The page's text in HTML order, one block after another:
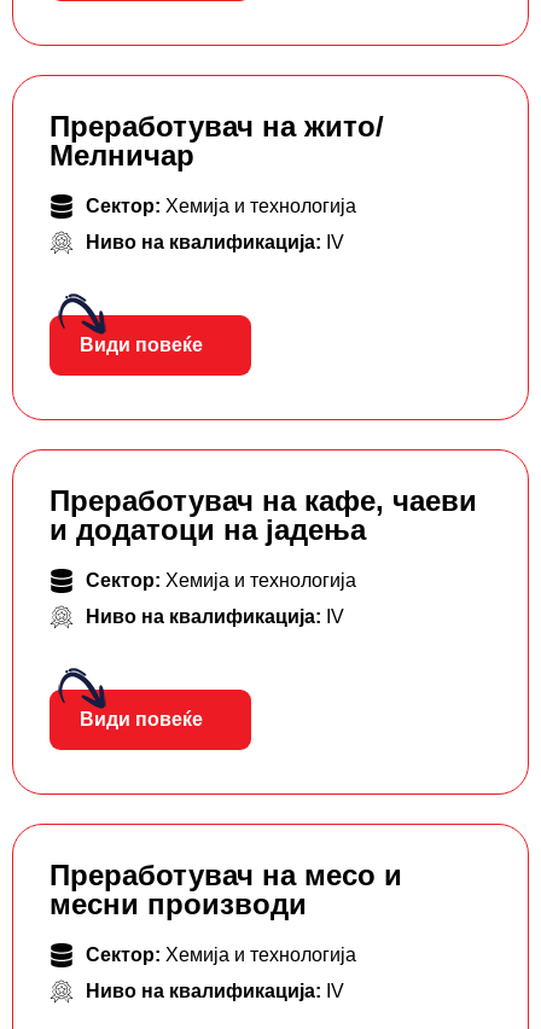
Преработувач на жито/
Мелничар
Сектор: Хемија и технологија
Ниво на квалификација: IV
Види повеќе
Преработувач на кафе, чаеви
и додатоци на јадења
Сектор: Хемија и технологија
Ниво на квалификација: IV
Види повеќе
Преработувач на месо и
месни производи
Сектор: Хемија и технологија
Ниво на квалификација: IV